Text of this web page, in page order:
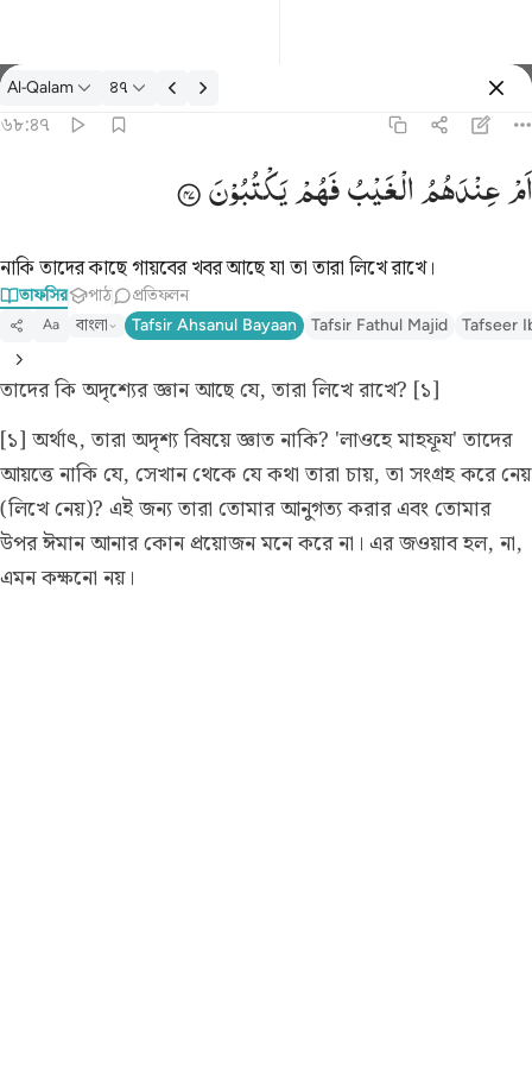
তাফসির: Al-Qalam ৬৮:৪৭
Al-Qalam ৪৭
৬৮:৪৭
أَمْ عِندَهُمُ ٱلْغَيْبُ فَهُمْ يَكْتُبُونَ ٤٧
اَمْعِنْدَهُمُالْغَیْبُفَهُمْیَكْتُبُوْنَ
নাকি তাদের কাছে গায়বের খবর আছে যা তা তারা লিখে রাখে।
তাফসির পাঠ প্রতিফলন
Aa বাংলা Tafsir Ahsanul Bayaan Tafsir Fathul Majid Tafseer
তাদের কি অদৃশ্যের জ্ঞান আছে যে, তারা লিখে রাখে? [১]
[১] অর্থাৎ, তারা অদৃশ্য বিষয়ে জ্ঞাত নাকি? 'লাওহে মাহফূয' তাদের
আয়ত্তে নাকি যে, সেখান থেকে যে কথা তারা চায়, তা সংগ্রহ করে নেয়
(লিখে নেয়)? এই জন্য তারা তোমার আনুগত্য করার এবং তোমার
উপর ঈমান আনার কোন প্রয়োজন মনে করে না। এর জওয়াব হল, না,
এমন কক্ষনো নয়।